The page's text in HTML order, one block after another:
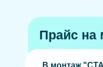
В монтаж
Прайс на